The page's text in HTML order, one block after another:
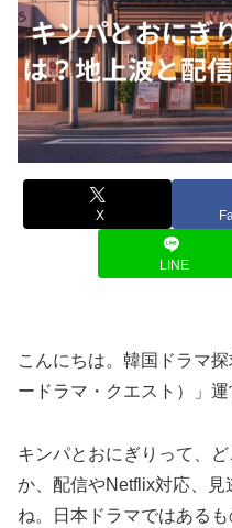
X
LINE
こんにちは。韓国ドラマ
ードラマ・クエスト）」運
キンパとおにぎりって、
か、配信やNetflix対応、見
ね。日本ドラマではある